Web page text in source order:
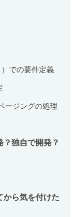
での要件定義
ージングの処理
独自で開発？
ら気を付けた